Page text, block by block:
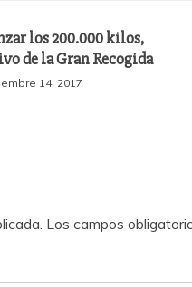
los 200.000 kilos,
de la Gran Recogida
14, 2017
Los campos